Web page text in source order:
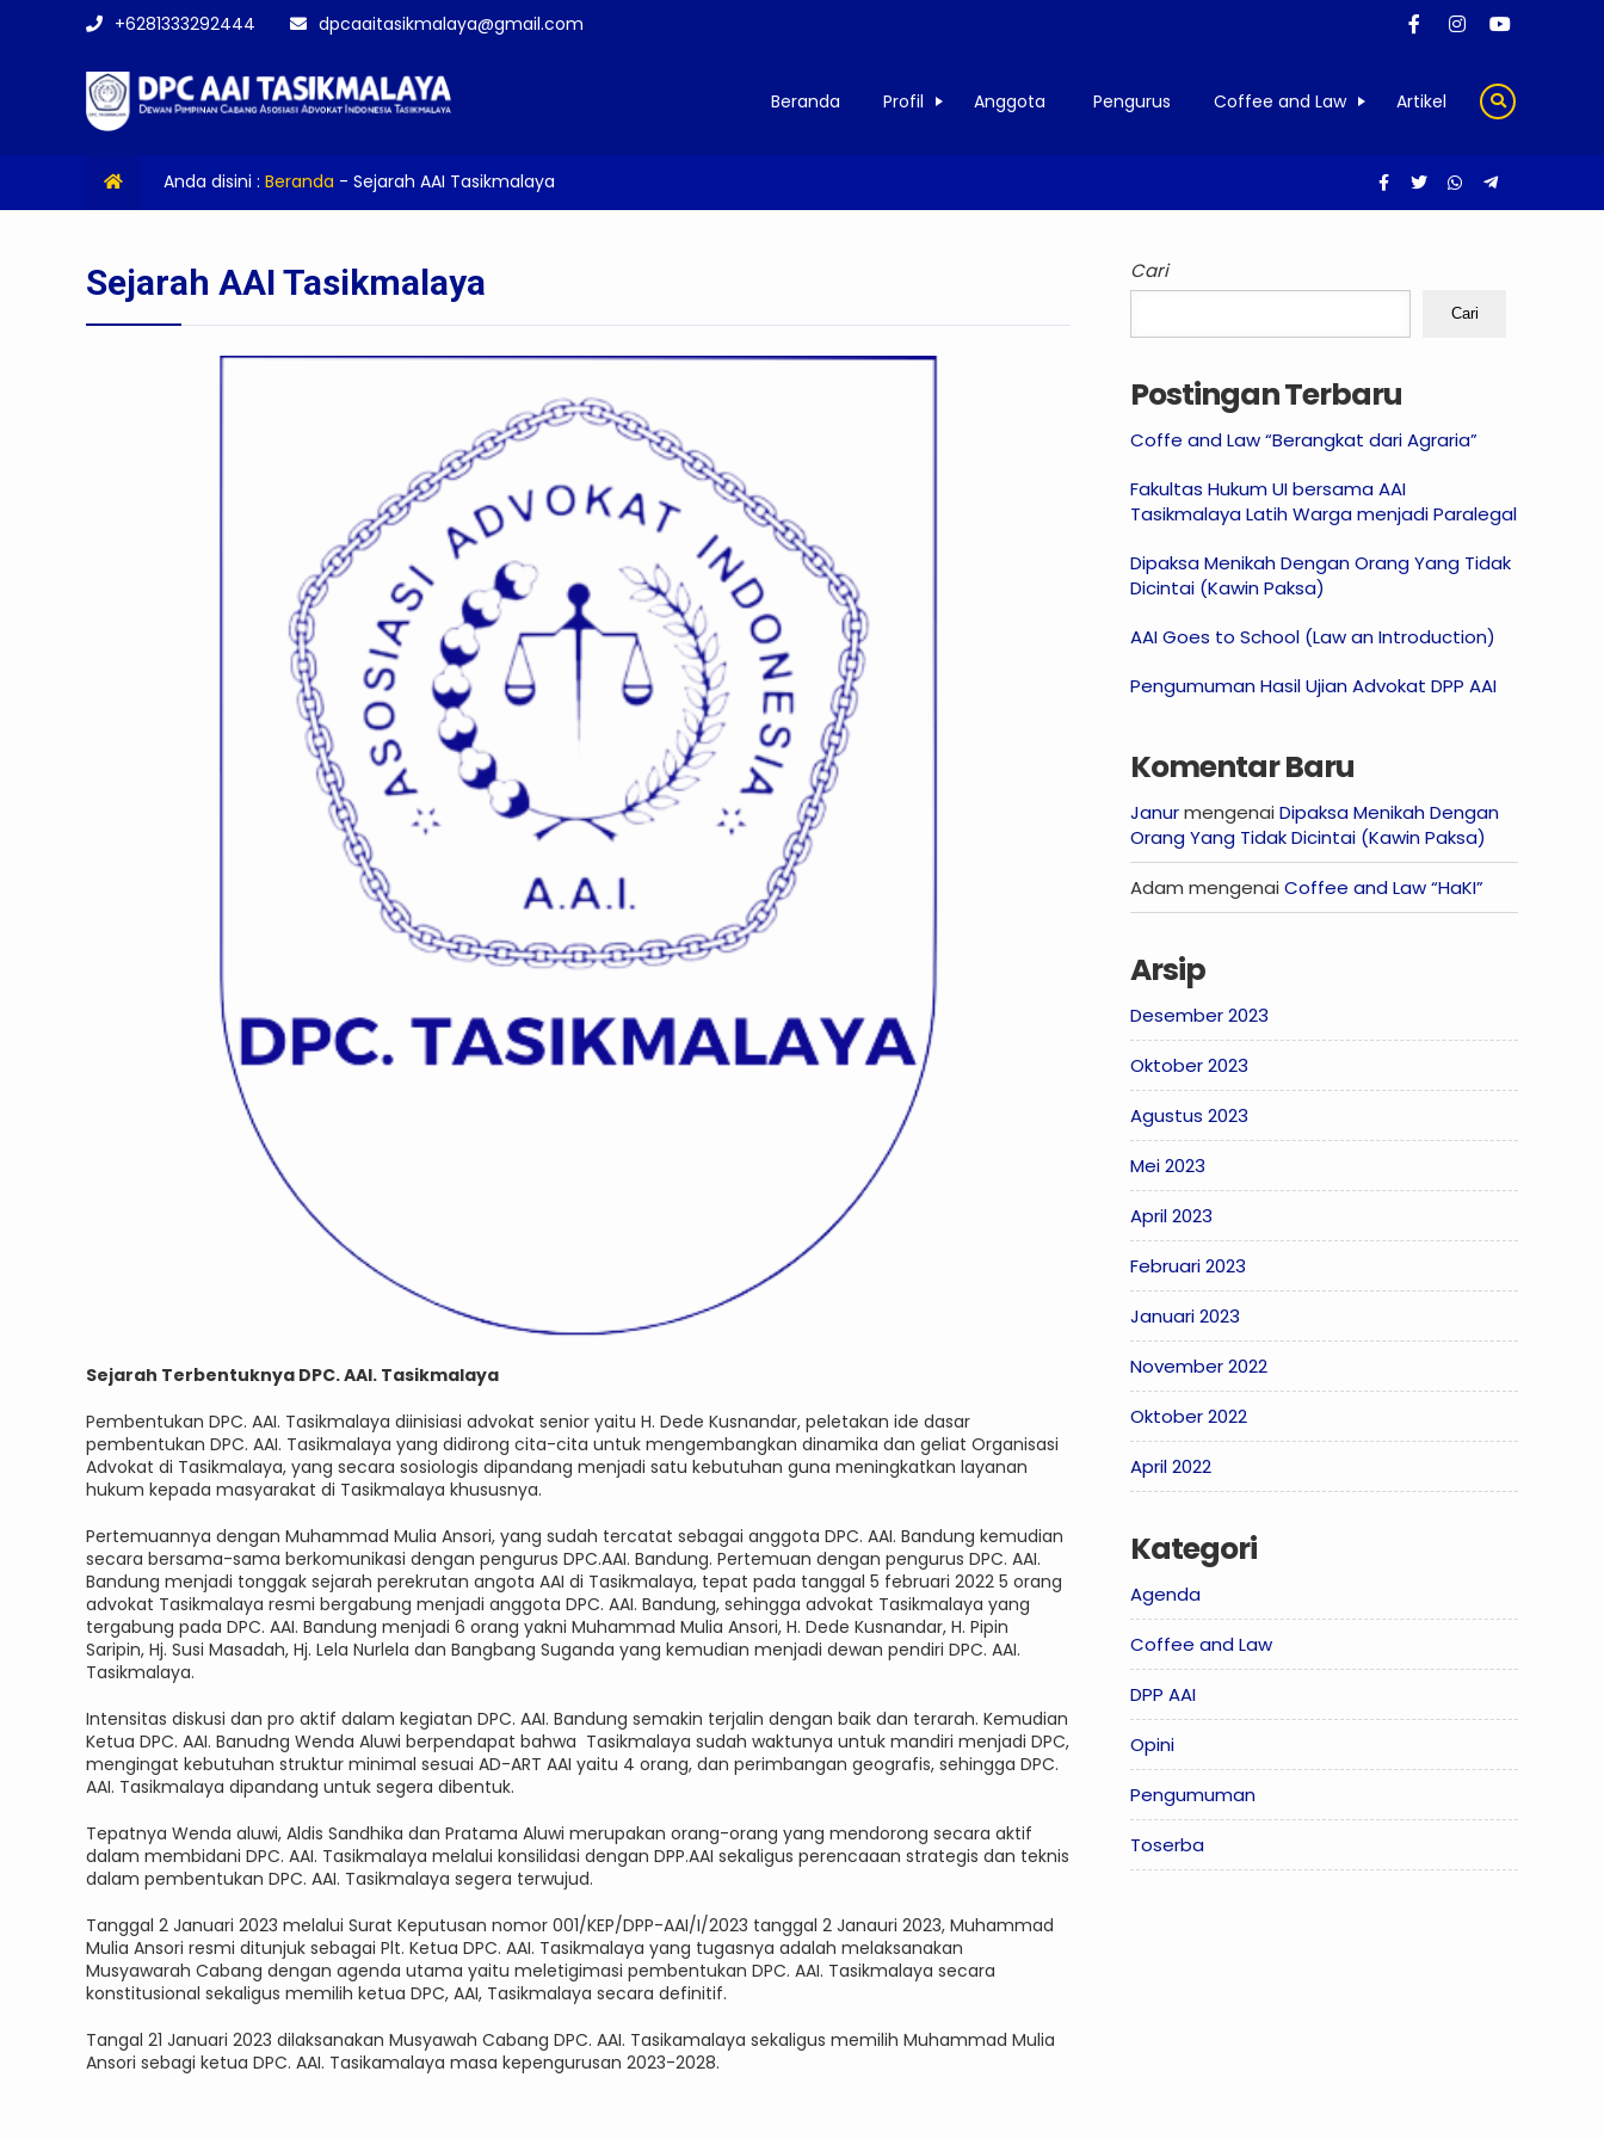
+6281333292444 dpcaaitasikmalaya@gmail.com
Beranda Profil Anggota Pengurus Coffee and Law Artikel
Anda disini : Beranda - Sejarah AAI Tasikmalaya
Sejarah AAI Tasikmalaya
Sejarah Terbentuknya DPC. AAI. Tasikmalaya
Pembentukan DPC. AAI. Tasikmalaya diinisiasi advokat senior yaitu H. Dede Kusnandar, peletakan ide dasar
pembentukan DPC. AAI. Tasikmalaya yang didirong cita-cita untuk mengembangkan dinamika dan geliat Organisasi
Advokat di Tasikmalaya, yang secara sosiologis dipandang menjadi satu kebutuhan guna meningkatkan layanan
hukum kepada masyarakat di Tasikmalaya khususnya.
Pertemuannya dengan Muhammad Mulia Ansori, yang sudah tercatat sebagai anggota DPC. AAI. Bandung kemudian
secara bersama-sama berkomunikasi dengan pengurus DPC.AAI. Bandung. Pertemuan dengan pengurus DPC. AAI.
Bandung menjadi tonggak sejarah perekrutan angota AAI di Tasikmalaya, tepat pada tanggal 5 februari 2022 5 orang
advokat Tasikmalaya resmi bergabung menjadi anggota DPC. AAI. Bandung, sehingga advokat Tasikmalaya yang
tergabung pada DPC. AAI. Bandung menjadi 6 orang yakni Muhammad Mulia Ansori, H. Dede Kusnandar, H. Pipin
Saripin, Hj. Susi Masadah, Hj. Lela Nurlela dan Bangbang Suganda yang kemudian menjadi dewan pendiri DPC. AAI.
Tasikmalaya.
Intensitas diskusi dan pro aktif dalam kegiatan DPC. AAI. Bandung semakin terjalin dengan baik dan terarah. Kemudian
Ketua DPC. AAI. Banudng Wenda Aluwi berpendapat bahwa Tasikmalaya sudah waktunya untuk mandiri menjadi DPC,
mengingat kebutuhan struktur minimal sesuai AD-ART AAI yaitu 4 orang, dan perimbangan geografis, sehingga DPC.
AAI. Tasikmalaya dipandang untuk segera dibentuk.
Tepatnya Wenda aluwi, Aldis Sandhika dan Pratama Aluwi merupakan orang-orang yang mendorong secara aktif
dalam membidani DPC. AAI. Tasikmalaya melalui konsilidasi dengan DPP.AAI sekaligus perencaaan strategis dan teknis
dalam pembentukan DPC. AAI. Tasikmalaya segera terwujud.
Tanggal 2 Januari 2023 melalui Surat Keputusan nomor 001/KEP/DPP-AAI/I/2023 tanggal 2 Janauri 2023, Muhammad
Mulia Ansori resmi ditunjuk sebagai Plt. Ketua DPC. AAI. Tasikmalaya yang tugasnya adalah melaksanakan
Musyawarah Cabang dengan agenda utama yaitu meletigimasi pembentukan DPC. AAI. Tasikmalaya secara
konstitusional sekaligus memilih ketua DPC, AAI, Tasikmalaya secara definitif.
Tangal 21 Januari 2023 dilaksanakan Musyawah Cabang DPC. AAI. Tasikamalaya sekaligus memilih Muhammad Mulia
Ansori sebagi ketua DPC. AAI. Tasikamalaya masa kepengurusan 2023-2028.
Cari
Cari
Postingan Terbaru
Coffe and Law “Berangkat dari Agraria”
Fakultas Hukum UI bersama AAI
Tasikmalaya Latih Warga menjadi Paralegal
Dipaksa Menikah Dengan Orang Yang Tidak
Dicintai (Kawin Paksa)
AAI Goes to School (Law an Introduction)
Pengumuman Hasil Ujian Advokat DPP AAI
Komentar Baru
Janurmengenai Dipaksa Menikah Dengan
Orang Yang Tidak Dicintai (Kawin Paksa)
Adam mengenai Coffee and Law “HaKI”
Arsip
Desember 2023
Oktober 2023
Agustus 2023
Mei 2023
April 2023
Februari 2023
Januari 2023
November 2022
Oktober 2022
April 2022
Kategori
Agenda
Coffee and Law
DPP AAI
Opini
Pengumuman
Toserba